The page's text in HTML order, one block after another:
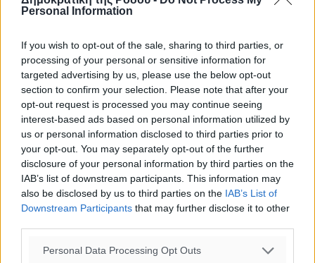
Personal Information
If you wish to opt-out of the sale, sharing to third parties, or
processing of your personal or sensitive information for
targeted advertising by us, please use the below opt-out
section to confirm your selection. Please note that after your
opt-out request is processed you may continue seeing
interest-based ads based on personal information utilized by
us or personal information disclosed to third parties prior to
your opt-out. You may separately opt-out of the further
disclosure of your personal information by third parties on the
IAB’s list of downstream participants. This information may
also be disclosed by us to third parties on the IAB’s List of
Downstream Participants that may further disclose it to other
Personal Data Processing Opt Outs